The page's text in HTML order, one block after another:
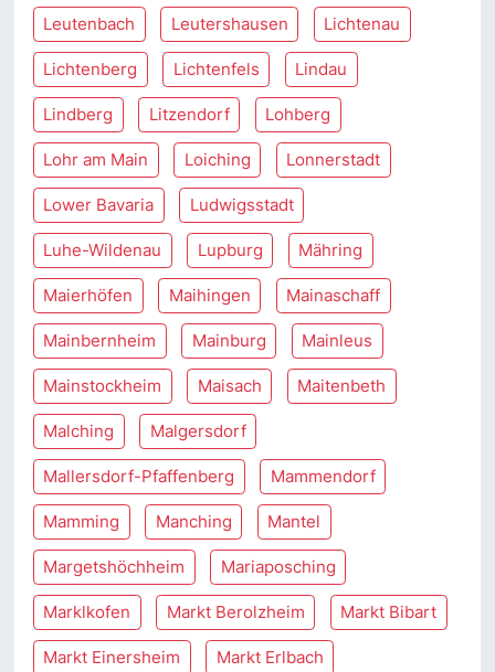
Leutenbach Leutershausen Lichtenau
Lichtenberg Lichtenfels Lindau
Lindberg Litzendorf Lohberg
Lohr am Main Loiching Lonnerstadt
Lower Bavaria Ludwigsstadt
Luhe-Wildenau Lupburg Mähring
Maierhöfen Maihingen Mainaschaff
Mainbernheim Mainburg Mainleus
Mainstockheim Maisach Maitenbeth
Malching Malgersdorf
Mallersdorf-Pfaffenberg Mammendorf
Mamming Manching Mantel
Margetshöchheim Mariaposching
Marklkofen Markt Berolzheim Markt Bibart
Markt Einersheim Markt Erlbach